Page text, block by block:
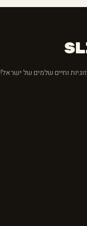
זוגיות וחיים שלמים של ישראל!